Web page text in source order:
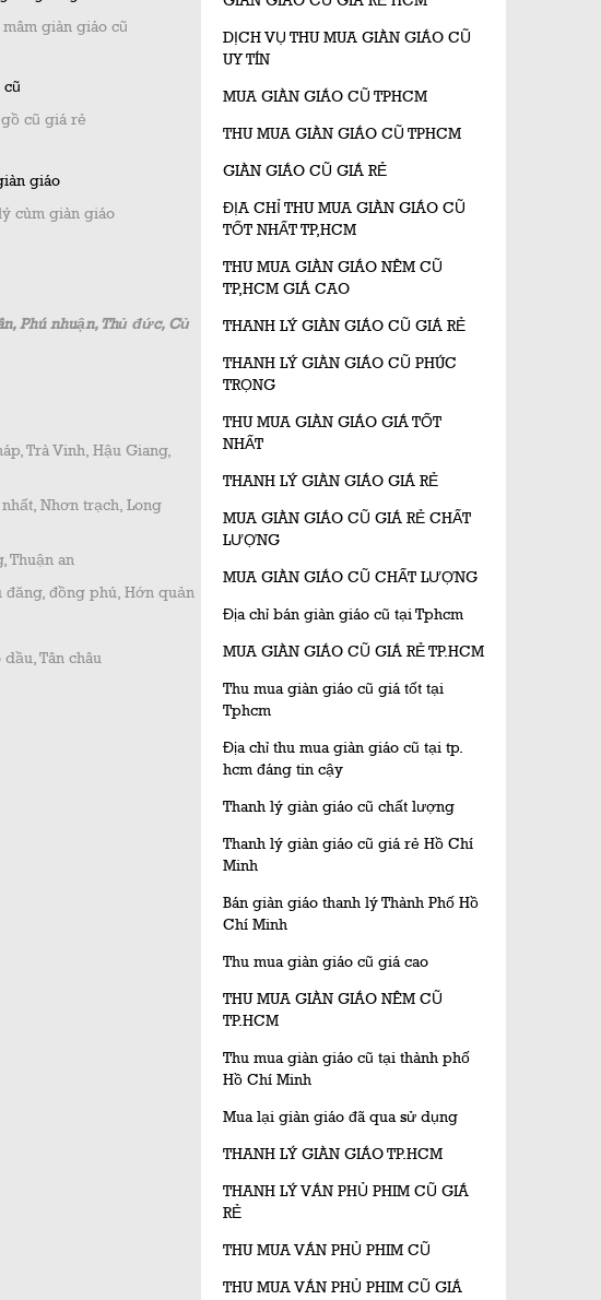
giàn giáo cũ
cũ giá rẻ
cùm giàn giáo
Phú nhuận, Thủ đức, Củ
Trà Vinh, Hậu Giang,
Nhơn trạch, Long
Thuận an
đăng, đồng phú, Hớn quản
Tân châu
DỊCH VỤ THU MUA GIÀN GIÁO CŨ
UY TÍN
MUA GIÀN GIÁO CŨ TPHCM
THU MUA GIÀN GIÁO CŨ TPHCM
GIÀN GIÁO CŨ GIÁ RẺ
ĐỊA CHỈ THU MUA GIÀN GIÁO CŨ
TỐT NHẤT TP,HCM
THU MUA GIÀN GIÁO NÊM CŨ
TP,HCM GIÁ CAO
THANH LÝ GIÀN GIÁO CŨ GIÁ RẺ
THANH LÝ GIÀN GIÁO CŨ PHÚC
TRỌNG
THU MUA GIÀN GIÁO GIÁ TỐT
NHẤT
THANH LÝ GIÀN GIÁO GIÁ RẺ
MUA GIÀN GIÁO CŨ GIÁ RẺ CHẤT
LƯỢNG
MUA GIÀN GIÁO CŨ CHẤT LƯỢNG
Địa chỉ bán giàn giáo cũ tại Tphcm
MUA GIÀN GIÁO CŨ GIÁ RẺ TP.HCM
Thu mua giàn giáo cũ giá tốt tại
Tphcm
Địa chỉ thu mua giàn giáo cũ tại tp.
hcm đáng tin cậy
Thanh lý giàn giáo cũ chất lượng
Thanh lý giàn giáo cũ giá rẻ Hồ Chí
Minh
Bán giàn giáo thanh lý Thành Phố Hồ
Chí Minh
Thu mua giàn giáo cũ giá cao
THU MUA GIÀN GIÁO NÊM CŨ
TP.HCM
Thu mua giàn giáo cũ tại thành phố
Hồ Chí Minh
Mua lại giàn giáo đã qua sử dụng
THANH LÝ GIÀN GIÁO TP.HCM
THANH LÝ VÁN PHỦ PHIM CŨ GIÁ
RẺ
THU MUA VÁN PHỦ PHIM CŨ
THU MUA VÁN PHỦ PHIM CŨ GIÁ